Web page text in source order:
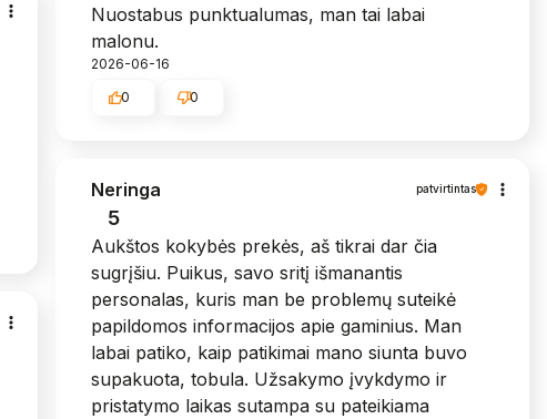
Nuostabus punktualumas, man tai labai
malonu.
2026-06-16
0 0
Neringa patvirtintas
5
Aukštos kokybės prekės, aš tikrai dar čia
sugrįšiu. Puikus, savo sritį išmanantis
personalas, kuris man be problemų suteikė
papildomos informacijos apie gaminius. Man
labai patiko, kaip patikimai mano siunta buvo
supakuota, tobula. Užsakymo įvykdymo ir
pristatymo laikas sutampa su pateikiama